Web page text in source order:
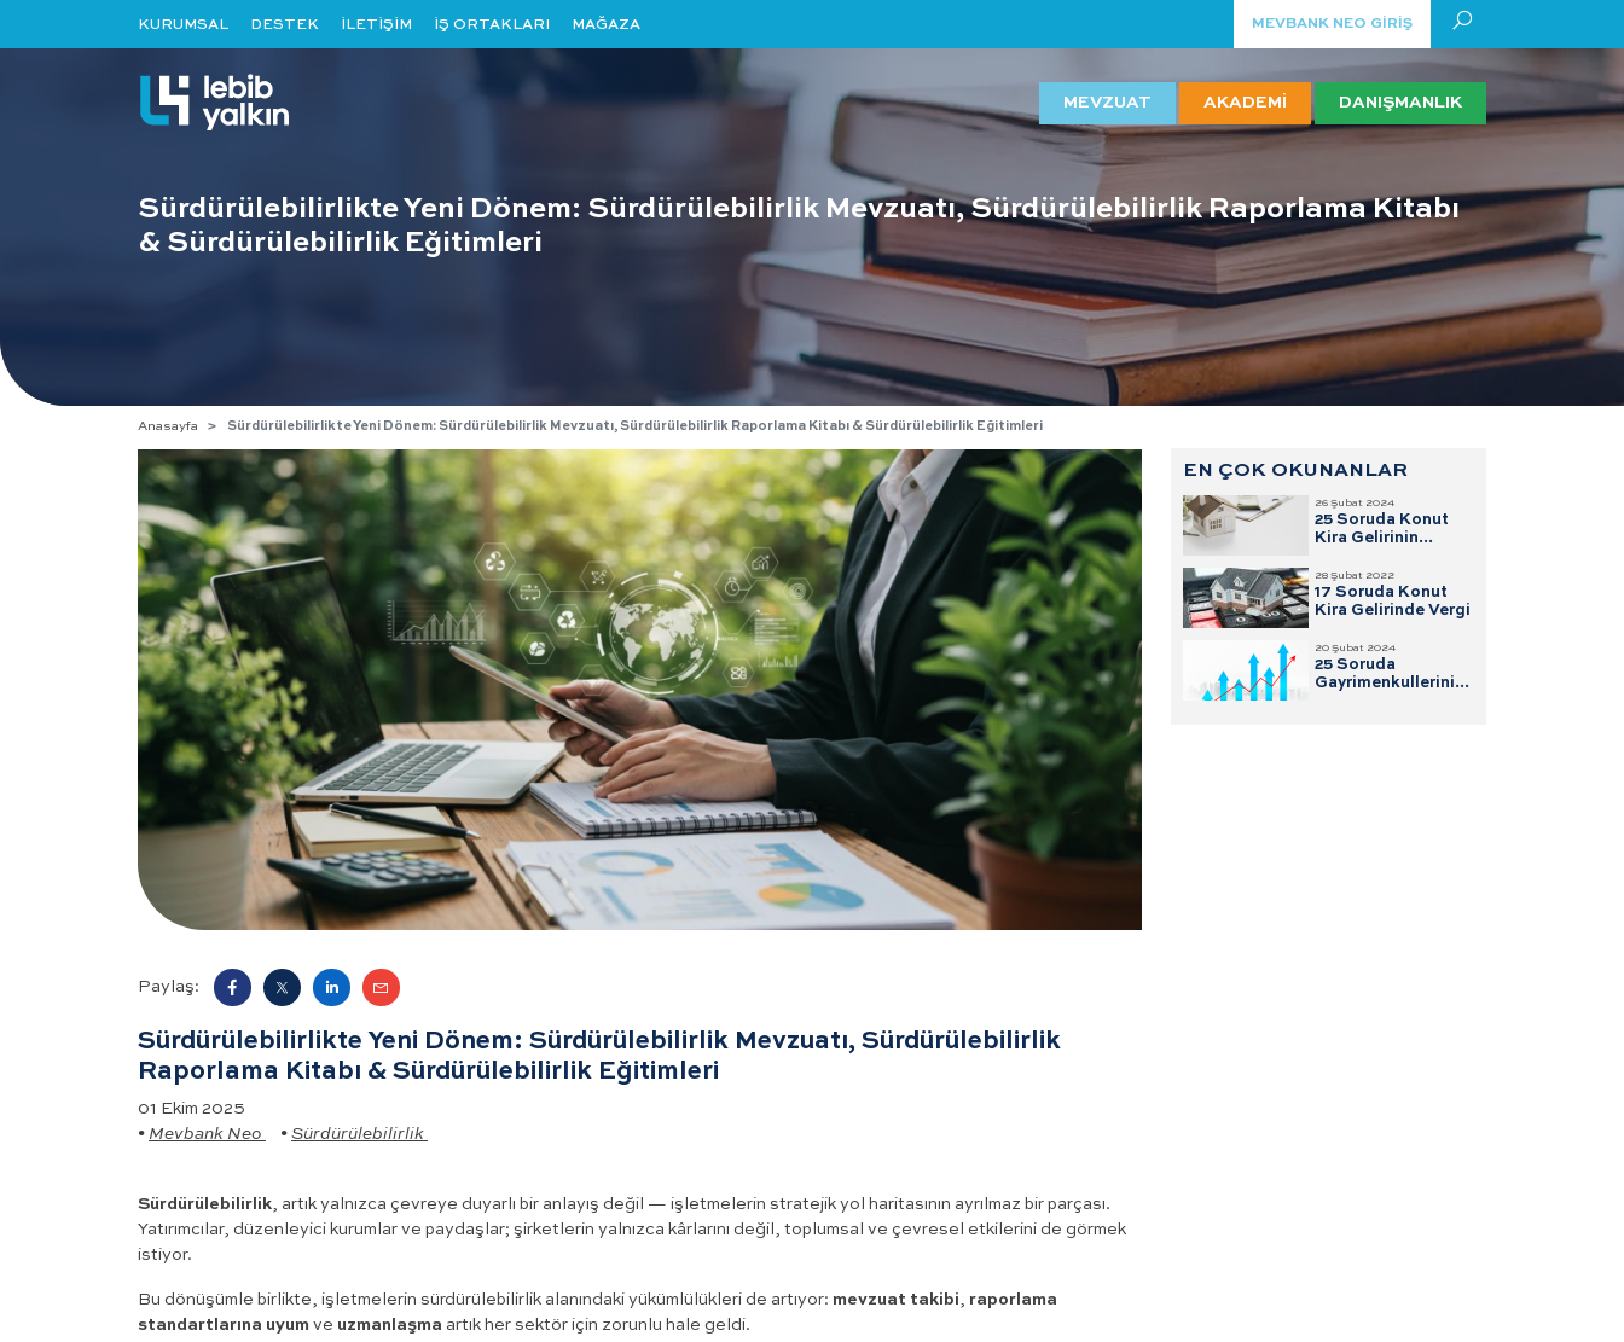
KURUMSAL DESTEK İLETİŞİM İŞ ORTAKLARI MAĞAZA MEVBANK NEO GİRİŞ
MEVZUAT AKADEMİ DANIŞMANLIK
Sürdürülebilirlikte Yeni Dönem: Sürdürülebilirlik Mevzuatı, Sürdürülebilirlik Raporlama Kitabı
& Sürdürülebilirlik Eğitimleri
Anasayfa Sürdürülebilirlikte Yeni Dönem: Sürdürülebilirlik Mevzuatı, Sürdürülebilirlik Raporlama Kitabı & Sürdürülebilirlik Eğitimleri
Paylaş:
Sürdürülebilirlikte Yeni Dönem: Sürdürülebilirlik Mevzuatı, Sürdürülebilirlik
Raporlama Kitabı & Sürdürülebilirlik Eğitimleri
01 Ekim 2025
• Mevbank Neo • Sürdürülebilirlik
Sürdürülebilirlik, artık yalnızca çevreye duyarlı bir anlayış değil — işletmelerin stratejik yol haritasının ayrılmaz bir parçası.
Yatırımcılar, düzenleyici kurumlar ve paydaşlar; şirketlerin yalnızca kârlarını değil, toplumsal ve çevresel etkilerini de görmek
istiyor.
Bu dönüşümle birlikte, işletmelerin sürdürülebilirlik alanındaki yükümlülükleri de artıyor: mevzuat takibi, raporlama
standartlarına uyum ve uzmanlaşma artık her sektör için zorunlu hale geldi.
EN ÇOK OKUNANLAR
26 Şubat 2024
25 Soruda Konut
Kira Gelirinin
28 Şubat 2022
17 Soruda Konut
Kira Gelirinde Vergi
20 Şubat 2024
25 Soruda
Gayrimenkullerini